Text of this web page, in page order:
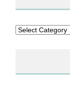
Kategorije